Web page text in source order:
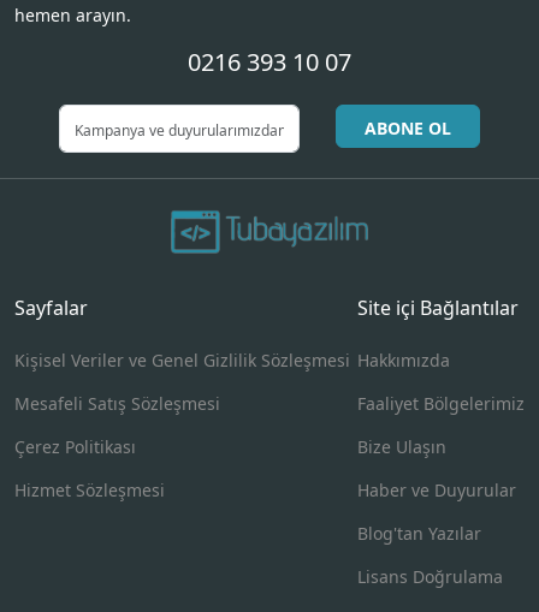
hemen arayın.
0216 393 10 07
ABONE OL
Sayfalar
Kişisel Veriler ve Genel Gizlilik Sözleşmesi
Mesafeli Satış Sözleşmesi
Çerez Politikası
Hizmet Sözleşmesi
Site içi Bağlantılar
Hakkımızda
Faaliyet Bölgelerimiz
Bize Ulaşın
Haber ve Duyurular
Blog'tan Yazılar
Lisans Doğrulama